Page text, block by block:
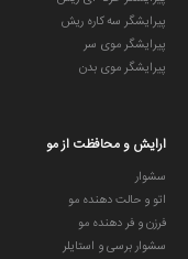
پیرایشگر سه کاره ریش
پیرایشگر موی سر
پیرایشگر موی بدن
ارایش و محافظت از مو
سشوار
اتو و حالت دهنده مو
فرزن و فر دهنده مو
سشوار برسی و استایلر